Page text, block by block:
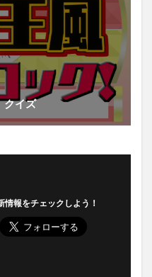
クイズ
情報をチェックしよう！